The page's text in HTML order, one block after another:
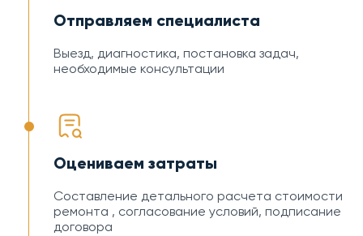
Отправляем специалиста
Выезд, диагностика, постановка задач,
необходимые консультации
Оцениваем затраты
Составление детального расчета стоимости
ремонта , согласование условий, подписание
договора